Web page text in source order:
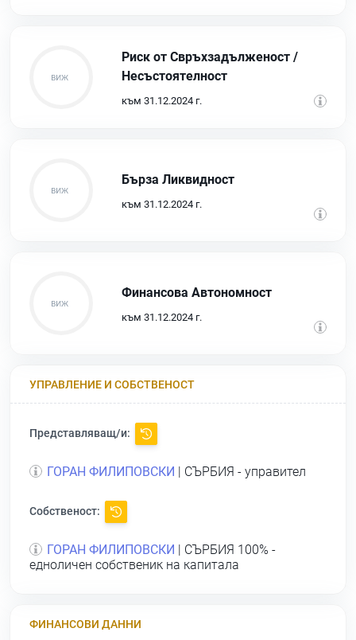
Риск от Свръхзадълженост /
Несъстоятелност
към 31.12.2024 г.
Бърза Ликвидност
към 31.12.2024 г.
Финансова Автономност
към 31.12.2024 г.
УПРАВЛЕНИЕ И СОБСТВЕНОСТ
Представляващ/и:
ГОРАН ФИЛИПОВСКИ | СЪРБИЯ - управител
Собственост:
ГОРАН ФИЛИПОВСКИ
| СЪРБИЯ 100% -
едноличен собственик на капитала
ФИНАНСОВИ ДАННИ